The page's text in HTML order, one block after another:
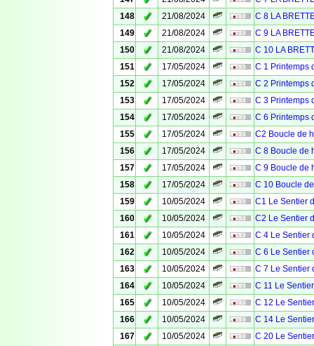
148
✓ 21/08/2024
C 8 LA
149
✓ 21/08/2024
C 9 LA
150
✓ 21/08/2024
C 10 LA
151
✓ 17/05/2024
C 1 Printemps
152
✓ 17/05/2024
C 2 Printemps
153
✓ 17/05/2024
C 3 Printemps
154
✓ 17/05/2024
C 6 Printemps
155
✓ 17/05/2024
C2 Boucle de
156
✓ 17/05/2024
C 8 Boucle de
157
✓ 17/05/2024
C 9 Boucle de
158
✓ 17/05/2024
C 10 Boucle
159
✓ 10/05/2024
C1 Le Sentier
160
✓ 10/05/2024
C2 Le Sentier
161
✓ 10/05/2024
C 4 Le Sentier
162
✓ 10/05/2024
C 6 Le Sentier
163
✓ 10/05/2024
C 7 Le Sentier
164
✓ 10/05/2024
C 11 Le
165
✓ 10/05/2024
C 12 Le
166
✓ 10/05/2024
C 14 Le
167
✓ 10/05/2024
C 20 Le